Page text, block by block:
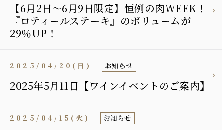
【6月2日〜6月9日限定】恒例の肉WEEK！
『ロティールステーキ』のボリュームが
29％UP！
2025年5月11日【ワインイベントのご案内】
2025/04/20(日) お知らせ
2025/04/15(火) お知らせ